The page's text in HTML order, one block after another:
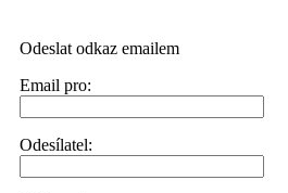
Odeslat odkaz emailem
Email pro:
Odesílatel: